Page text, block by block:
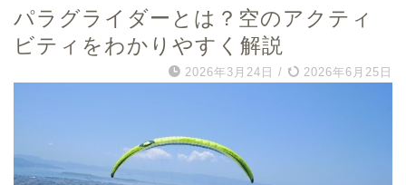
パラグライダーとは？空のアクティ
ビティをわかりやすく解説
2026年3月24日 / 2026年6月25日